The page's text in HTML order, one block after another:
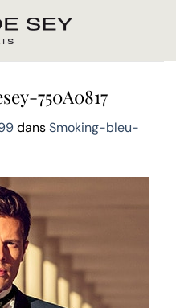
750A0817
dansSmoking-bleu-